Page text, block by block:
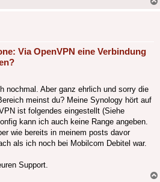
Via OpenVPN eine Verbindung
nochmal. Aber ganz ehrlich und sorry die
meinst du? Meine Synology hört auf
ist folgendes eingestellt (Siehe
kann ich auch keine Range angeben.
wie bereits in meinem posts davor
als ich noch bei Mobilcom Debitel war.
Support.